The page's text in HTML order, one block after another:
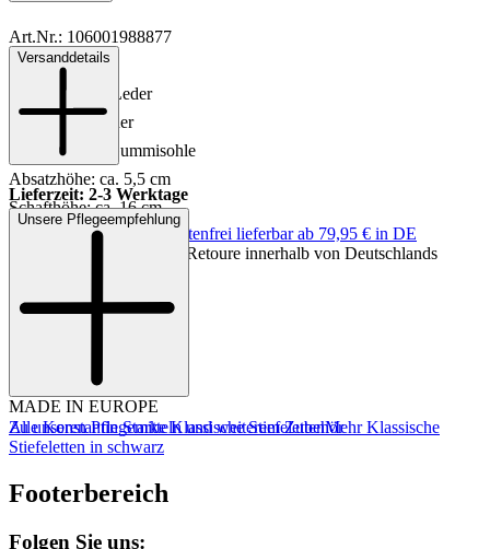
Art.Nr.: 106001988877
Material: Leder
Innenmaterial: Leder
Innensohle: Leder
Sohle: Leder-/Gummisohle
Absatzhöhe: ca. 5,5 cm
Schafthöhe: ca. 16 cm
Schaftweite: ca. 24 cm
MADE IN EUROPE
Versanddetails
Lieferzeit: 2-3 Werktage
Keine Versandkosten:
kostenfrei lieferbar ab 79,95 € in DE
Einfache und Kostenlose Retoure innerhalb von Deutschlands
Unsere Pflegeempfehlung
Zu unseren Pflegemitteln und weiterem Zubehör
Alle Konstantin Starke Klassische StiefelettenMehr Klassische
Stiefeletten in schwarz
Footerbereich
Folgen Sie uns: